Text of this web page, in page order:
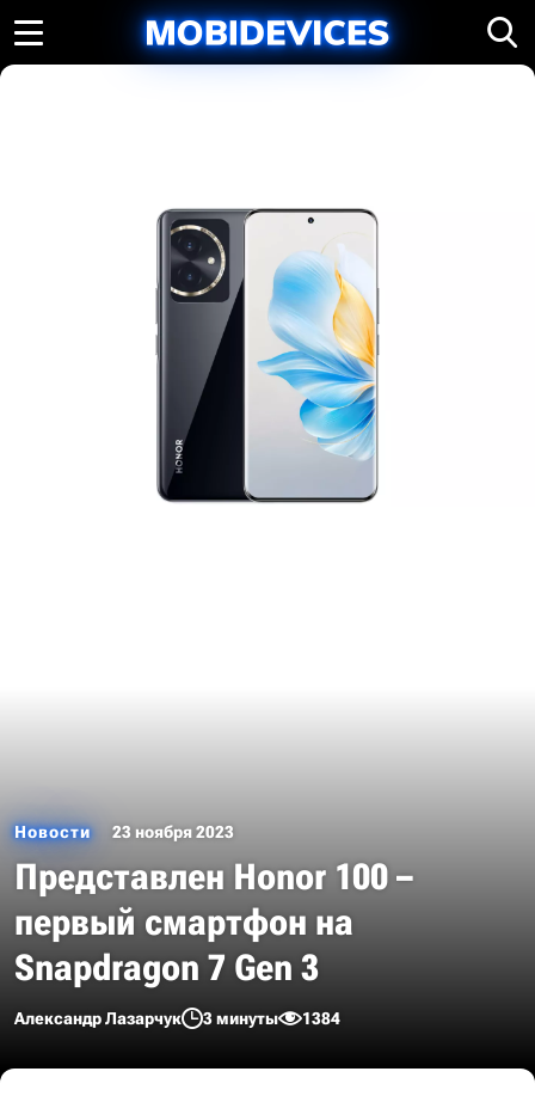
Новости 23 ноября 2023
Представлен Honor 100 –
первый смартфон на
Snapdragon 7 Gen 3
Александр Лазарчук 3 минуты 1384